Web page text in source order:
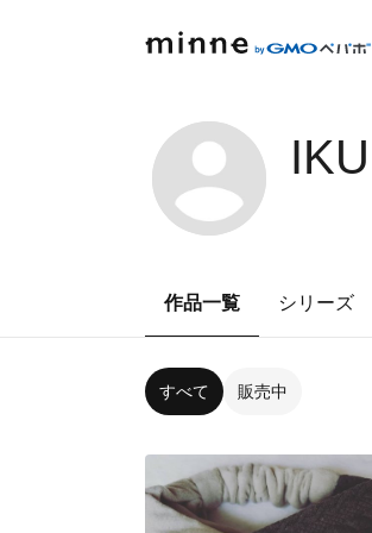
作品一覧 シリーズ
すべて 販売中